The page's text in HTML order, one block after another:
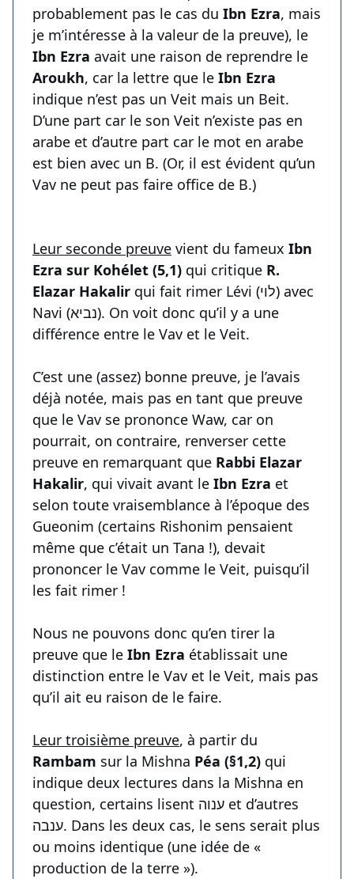
probablement pas le cas du Ibn Ezra, mais
je m’intéresse à la valeur de la preuve), le
Ibn Ezra avait une raison de reprendre le
Aroukh, car la lettre que le Ibn Ezra
indique n’est pas un Veit mais un Beit.
D’une part car le son Veit n’existe pas en
arabe et d’autre part car le mot en arabe
est bien avec un B. (Or, il est évident qu’un
Vav ne peut pas faire office de B.)
Leur seconde preuve vient du fameux Ibn
Ezra sur Kohélet (5,1) qui critique R.
Elazar Hakalir qui fait rimer Lévi (לוי) avec
Navi (נביא). On voit donc qu’il y a une
différence entre le Vav et le Veit.
C’est une (assez) bonne preuve, je l’avais
déjà notée, mais pas en tant que preuve
que le Vav se prononce Waw, car on
pourrait, on contraire, renverser cette
preuve en remarquant que Rabbi Elazar
Hakalir, qui vivait avant le Ibn Ezra et
selon toute vraisemblance à l’époque des
Gueonim (certains Rishonim pensaient
même que c’était un Tana !), devait
prononcer le Vav comme le Veit, puisqu’il
les fait rimer !
Nous ne pouvons donc qu’en tirer la
preuve que le Ibn Ezra établissait une
distinction entre le Vav et le Veit, mais pas
qu’il ait eu raison de le faire.
Leur troisième preuve, à partir du
Rambam sur la Mishna Péa (§1,2) qui
indique deux lectures dans la Mishna en
question, certains lisent ענוה et d’autres
ענבה. Dans les deux cas, le sens serait plus
ou moins identique (une idée de «
production de la terre »).